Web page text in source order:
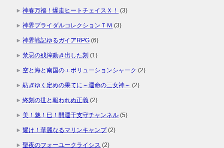
神春万福！爆走ヒートチェイスＸ！ (3)
神界ブライダルコレクションＴＭ (3)
神界戦記ゆるガイアRPG (6)
禁忌の残滓動き出した刻 (1)
空と海と南国のエボリューションシャーク (2)
紡ぎゆく定めの果てに～運命の三女神～ (2)
終刻の世と報われぬ正義 (2)
美！魅！巳！開運干支守チャンネル (5)
耀け！華麗なるマリンキャンプ(2)
聖夜のフォーユークライシス (2)